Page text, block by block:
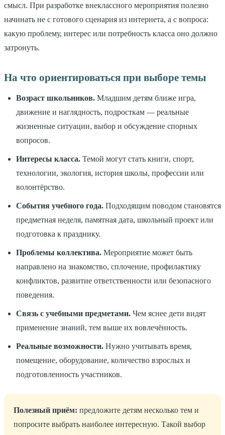
смысл. При разработке внеклассного мероприятия полезно
начинать не с готового сценария из интернета, а с вопроса:
какую проблему, интерес или потребность класса оно должно
затронуть.
На что ориентироваться при выборе темы
Возраст школьников. Младшим детям ближе игра,
движение и наглядность, подросткам — реальные
жизненные ситуации, выбор и обсуждение спорных
вопросов.
Интересы класса. Темой могут стать книги, спорт,
технологии, экология, история школы, профессии или
волонтёрство.
События учебного года. Подходящим поводом становятся
предметная неделя, памятная дата, школьный проект или
подготовка к празднику.
Проблемы коллектива. Мероприятие может быть
направлено на знакомство, сплочение, профилактику
конфликтов, развитие ответственности или безопасного
поведения.
Связь с учебными предметами. Чем яснее дети видят
применение знаний, тем выше их вовлечённость.
Реальные возможности. Нужно учитывать время,
помещение, оборудование, количество взрослых и
подготовленность участников.
Полезный приём: предложите детям несколько тем и
попросите выбрать наиболее интересную. Такой выбор